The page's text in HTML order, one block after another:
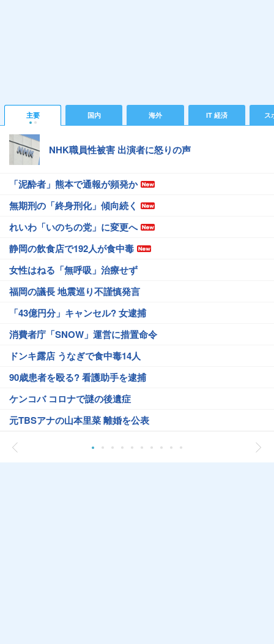
主要 国内 海外 IT 経済 ス
NHK職員性被害 出演者に怒りの声
「泥酔者」熊本で通報が頻発か
無期刑の「終身刑化」傾向続く
れいわ「いのちの党」に変更へ
静岡の飲食店で192人が食中毒
女性はねる「無呼吸」治療せず
福岡の議長 地震巡り不謹慎発言
「43億円分」キャンセル? 女逮捕
消費者庁「SNOW」運営に措置命令
ドンキ露店 うなぎで食中毒14人
90歳患者を殴る? 看護助手を逮捕
ケンコバ コロナで謎の後遺症
元TBSアナの山本里菜 離婚を公表